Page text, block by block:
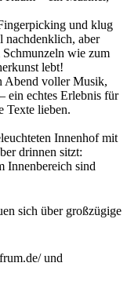
und klug
nachdenklich, aber
wie zum
lebt!
Abend voller Musik,
ein echtes Erlebnis für
Texte lieben.
Innenhof mit
drinnen sitzt:
Innenbereich sind
sich über großzügige
und